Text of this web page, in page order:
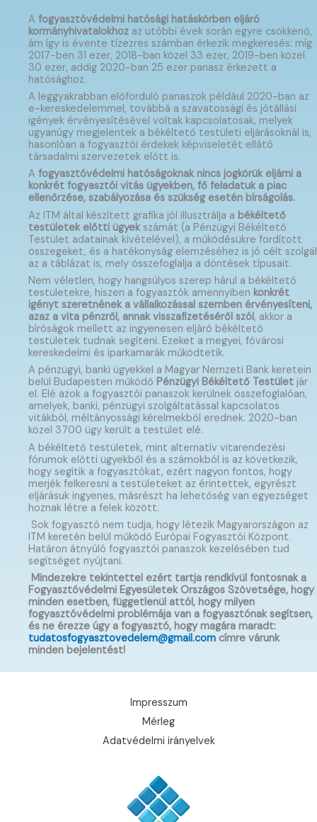
A fogyasztóvédelmi hatósági hatáskörben eljáró
kormányhivatalokhoz az utóbbi évek során egyre csökkenő,
ám így is évente tízezres számban érkezik megkeresés: míg
2017-ben 31 ezer, 2018-ban közel 33 ezer, 2019-ben közel
30 ezer, addig 2020-ban 25 ezer panasz érkezett a
hatósághoz.
A leggyakrabban előforduló panaszok például 2020-ban az
e-kereskedelemmel, továbbá a szavatossági és jótállási
igények érvényesítésével voltak kapcsolatosak, melyek
ugyanúgy megjelentek a békéltető testületi eljárásoknál is,
hasonlóan a fogyasztói érdekek képviseletét ellátó
társadalmi szervezetek előtt is.
A fogyasztóvédelmi hatóságoknak nincs jogkörük eljárni a
konkrét fogyasztói vitás ügyekben, fő feladatuk a piac
ellenőrzése, szabályozása és szükség esetén bírságolás.
Az ITM által készített grafika jól illusztrálja a békéltető
testületek előtti ügyekszámát (a Pénzügyi Békéltető
Testület adatainak kivételével), a működésükre fordított
összegeket, és a hatékonyság elemzéséhez is jó célt szolgál
az a táblázat is, mely összefoglalja a döntések típusait.
Nem véletlen, hogy hangsúlyos szerep hárul a békéltető
testületekre, hiszen a fogyasztók amennyiben konkrét
igényt szeretnének a vállalkozással szemben érvényesíteni,
azaz a vita pénzről, annak visszafizetéséről szól, akkor a
bíróságok mellett az ingyenesen eljáró békéltető
testületek tudnak segíteni. Ezeket a megyei, fővárosi
kereskedelmi és iparkamarák működtetik.
A pénzügyi, banki ügyekkel a Magyar Nemzeti Bank keretein
belül Budapesten működő Pénzügyi Békéltető Testület jár
el. Elé azok a fogyasztói panaszok kerülnek összefoglalóan,
amelyek, banki, pénzügyi szolgáltatással kapcsolatos
vitákból, méltányossági kérelmekből erednek. 2020-ban
közel 3700 ügy került a testület elé.
A békéltető testületek, mint alternatív vitarendezési
fórumok előtti ügyekből és a számokból is az következik,
hogy segítik a fogyasztókat, ezért nagyon fontos, hogy
merjék felkeresni a testületeket az érintettek, egyrészt
eljárásuk ingyenes, másrészt ha lehetőség van egyezséget
hoznak létre a felek között.
Sok fogyasztó nem tudja, hogy létezik Magyarországon az
ITM keretén belül működő Európai Fogyasztói Központ.
Határon átnyúló fogyasztói panaszok kezelésében tud
segítséget nyújtani.
Mindezekre tekintettel ezért tartja rendkívül fontosnak a
Fogyasztóvédelmi Egyesületek Országos Szövetsége, hogy
minden esetben, függetlenül attól, hogy milyen
fogyasztóvédelmi problémája van a fogyasztónak segítsen,
és ne érezze úgy a fogyasztó, hogy magára maradt:
tudatosfogyasztovedelem@gmail.com címre várunk
minden bejelentést!
Impresszum
Mérleg
Adatvédelmi irányelvek